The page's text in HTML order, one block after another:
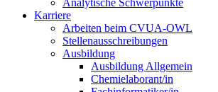
Analytische Schwerpunkte
Karriere
Arbeiten beim CVUA-OWL
Stellenausschreibungen
Ausbildung
Ausbildung Allgemein
Chemielaborant/in